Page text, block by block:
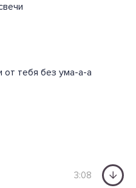
от тебя без ума-а-а
3:08